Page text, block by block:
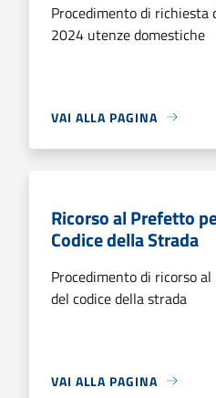
Procedimento di richiesta
2024 utenze domestiche
VAI ALLA PAGINA
Ricorso al Prefetto
Codice della Strada
Procedimento di ricorso
del codice della strada
VAI ALLA PAGINA